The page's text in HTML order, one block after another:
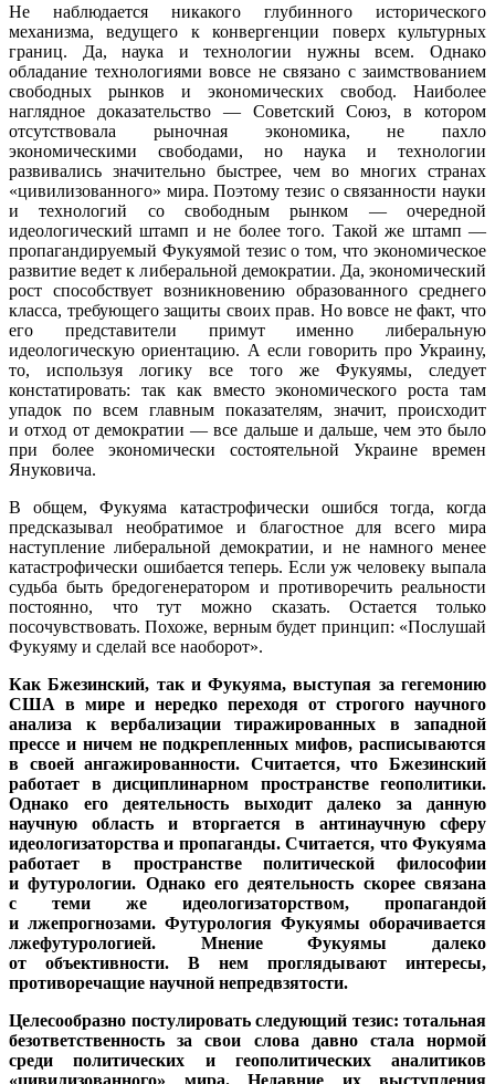
Не наблюдается никакого глубинного исторического
механизма, ведущего к конвергенции поверх культурных
границ. Да, наука и технологии нужны всем. Однако
обладание технологиями вовсе не связано с заимствованием
свободных рынков и экономических свобод. Наиболее
наглядное доказательство — Советский Союз, в котором
отсутствовала рыночная экономика, не пахло
экономическими свободами, но наука и технологии
развивались значительно быстрее, чем во многих странах
«цивилизованного» мира. Поэтому тезис о связанности науки
и технологий со свободным рынком — очередной
идеологический штамп и не более того. Такой же штамп —
пропагандируемый Фукуямой тезис о том, что экономическое
развитие ведет к либеральной демократии. Да, экономический
рост способствует возникновению образованного среднего
класса, требующего защиты своих прав. Но вовсе не факт, что
его представители примут именно либеральную
идеологическую ориентацию. А если говорить про Украину,
то, используя логику все того же Фукуямы, следует
констатировать: так как вместо экономического роста там
упадок по всем главным показателям, значит, происходит
и отход от демократии — все дальше и дальше, чем это было
при более экономически состоятельной Украине времен
Януковича.
В общем, Фукуяма катастрофически ошибся тогда, когда
предсказывал необратимое и благостное для всего мира
наступление либеральной демократии, и не намного менее
катастрофически ошибается теперь. Если уж человеку выпала
судьба быть бредогенератором и противоречить реальности
постоянно, что тут можно сказать. Остается только
посочувствовать. Похоже, верным будет принцип: «Послушай
Фукуяму и сделай все наоборот».
Как Бжезинский, так и Фукуяма, выступая за гегемонию
США в мире и нередко переходя от строгого научного
анализа к вербализации тиражированных в западной
прессе и ничем не подкрепленных мифов, расписываются
в своей ангажированности. Считается, что Бжезинский
работает в дисциплинарном пространстве геополитики.
Однако его деятельность выходит далеко за данную
научную область и вторгается в антинаучную сферу
идеологизаторства и пропаганды. Считается, что Фукуяма
работает в пространстве политической философии
и футурологии. Однако его деятельность скорее связана
с теми же идеологизаторством, пропагандой
и лжепрогнозами. Футурология Фукуямы оборачивается
лжефутурологией. Мнение Фукуямы далеко
от объективности. В нем проглядывают интересы,
противоречащие научной непредвзятости.
Целесообразно постулировать следующий тезис: тотальная
безответственность за свои слова давно стала нормой
среди политических и геополитических аналитиков
«цивилизованного» мира. Недавние их выступления